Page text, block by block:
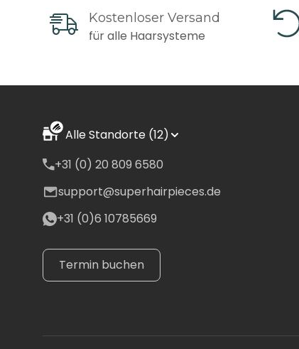
Sendung
nicht garantiert
*Alle Lieferzeiten
Niederlande,
Zwischen 0 € -
Kostenloser Versand
für alle Haarsysteme
Alle Standorte (12)
+31 (0) 20 809 6580
support@superhairpieces.de
+31 (0)6 10785669
Termin buchen